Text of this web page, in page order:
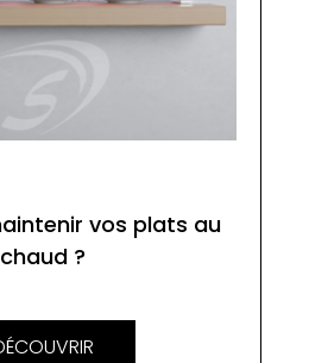
vos plats au
chaud ?